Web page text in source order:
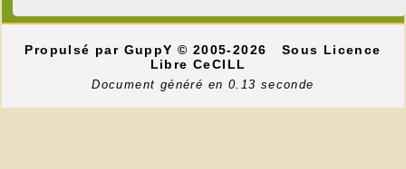
Propulsé par GuppY© 2005-2026
Sous Licence
Libre CeCILL
Document généré en 0.13 seconde